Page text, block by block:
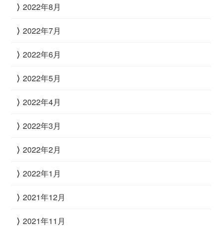
2022年8月
2022年7月
2022年6月
2022年5月
2022年4月
2022年3月
2022年2月
2022年1月
2021年12月
2021年11月